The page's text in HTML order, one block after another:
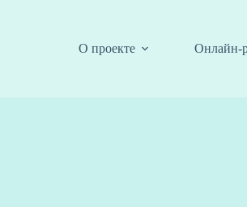
О проекте Онлайн-